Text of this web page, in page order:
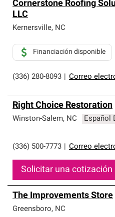
Cornerstone Roofing
LLC
Kernersville, NC
(336) 280-8093 Correo
Financiación disponible
Right Choice Restoration
Winston-Salem, NC Español
(336) 500-7773 Correo
Solicitar una cotización
The Improvements Store
Greensboro, NC